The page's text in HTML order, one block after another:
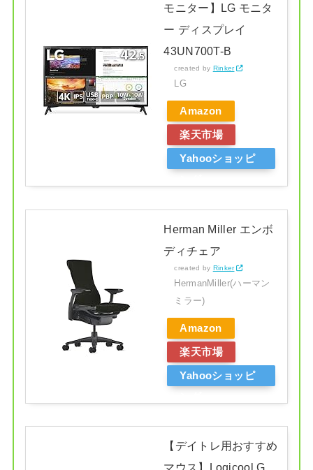
モニター】LG モニタ
ー ディスプレイ
43UN700T-B
created by Rinker
LG
Amazon
楽天市場
Yahooショッピ
Herman Miller エンボ
ディチェア
created by Rinker
HermanMiller(ハーマン
ミラー)
Amazon
楽天市場
Yahooショッピ
【デイトレ用おすすめ